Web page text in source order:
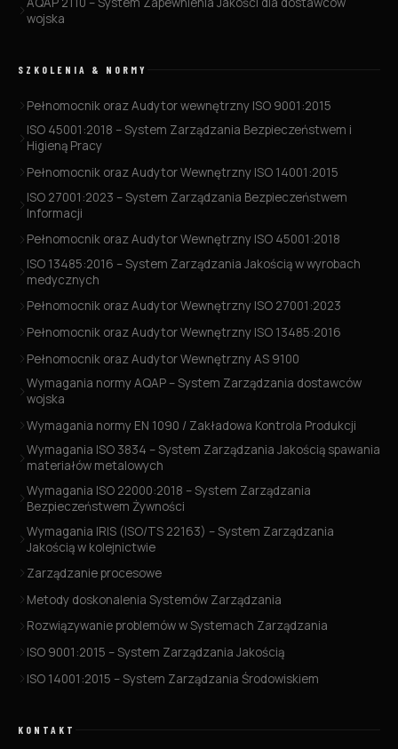
wojska
SZKOLENIA & NORMY
Pełnomocnik oraz Audytor wewnętrzny ISO 9001:2015
ISO 45001:2018 – System Zarządzania Bezpieczeństwem i
Higieną Pracy
Pełnomocnik oraz Audytor Wewnętrzny ISO 14001:2015
ISO 27001:2023 – System Zarządzania Bezpieczeństwem
Informacji
Pełnomocnik oraz Audytor Wewnętrzny ISO 45001:2018
ISO 13485:2016 – System Zarządzania Jakością w wyrobach
medycznych
Pełnomocnik oraz Audytor Wewnętrzny ISO 27001:2023
Pełnomocnik oraz Audytor Wewnętrzny ISO 13485:2016
Pełnomocnik oraz Audytor Wewnętrzny AS 9100
Wymagania normy AQAP – System Zarządzania dostawców
wojska
Wymagania normy EN 1090 / Zakładowa Kontrola Produkcji
Wymagania ISO 3834 – System Zarządzania Jakością spawania
materiałów metalowych
Wymagania ISO 22000:2018 – System Zarządzania
Bezpieczeństwem Żywności
Wymagania IRIS (ISO/TS 22163) – System Zarządzania
Jakością w kolejnictwie
Zarządzanie procesowe
Metody doskonalenia Systemów Zarządzania
Rozwiązywanie problemów w Systemach Zarządzania
ISO 9001:2015 – System Zarządzania Jakością
ISO 14001:2015 – System Zarządzania Środowiskiem
KONTAKT